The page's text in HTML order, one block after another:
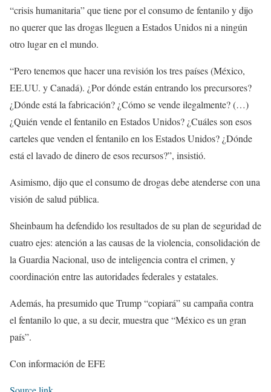
“crisis humanitaria” que tiene por el consumo de fentanilo y dijo
no querer que las drogas lleguen a Estados Unidos ni a ningún
otro lugar en el mundo.
“Pero tenemos que hacer una revisión los tres países (México,
EE.UU. y Canadá). ¿Por dónde están entrando los precursores?
¿Dónde está la fabricación? ¿Cómo se vende ilegalmente? (…)
¿Quién vende el fentanilo en Estados Unidos? ¿Cuáles son esos
carteles que venden el fentanilo en los Estados Unidos? ¿Dónde
está el lavado de dinero de esos recursos?”, insistió.
Asimismo, dijo que el consumo de drogas debe atenderse con una
visión de salud pública.
Sheinbaum ha defendido los resultados de su plan de seguridad de
cuatro ejes: atención a las causas de la violencia, consolidación de
la Guardia Nacional, uso de inteligencia contra el crimen, y
coordinación entre las autoridades federales y estatales.
Además, ha presumido que Trump “copiará” su campaña contra
el fentanilo lo que, a su decir, muestra que “México es un gran
país”.
Con información de EFE